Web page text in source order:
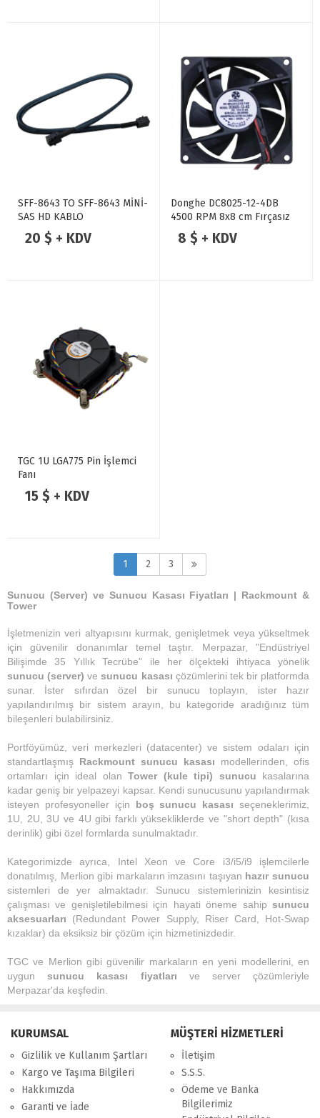
SFF-8643 TO SFF-8643 MİNİ-
SAS HD KABLO
20 $ + KDV
Donghe DC8025-12-4DB
4500 RPM 8x8 cm Fırçasız
Fan
8 $ + KDV
TGC 1U LGA775 Pin İşlemci
Fanı
15 $ + KDV
1 2 3
Sunucu (Server) ve Sunucu Kasası Fiyatları | Rackmount &
Tower
İşletmenizin veri altyapısını kurmak, genişletmek veya yükseltmek
için güvenilir donanımlar temel taştır. Merpazar, "Endüstriyel
Bilişimde 35 Yıllık Tecrübe" ile her ölçekteki ihtiyaca yönelik
sunucu (server) vesunucu kasası çözümlerini tek bir platformda
sunar. İster sıfırdan özel bir sunucu toplayın, ister hazır
yapılandırılmış bir sistem arayın, bu kategoride aradığınız tüm
bileşenleri bulabilirsiniz.
Portföyümüz, veri merkezleri (datacenter) ve sistem odaları için
standartlaşmış Rackmount sunucu kasası modellerinden, ofis
ortamları için ideal olan Tower (kule tipi) sunucu kasalarına
kadar geniş bir yelpazeyi kapsar. Kendi sunucusunu yapılandırmak
isteyen profesyoneller için boş sunucu kasası seçeneklerimiz,
1U, 2U, 3U ve 4U gibi farklı yüksekliklerde ve "short depth" (kısa
derinlik) gibi özel formlarda sunulmaktadır.
Kategorimizde ayrıca, Intel Xeon ve Core i3/i5/i9 işlemcilerle
donatılmış, Merlion gibi markaların imzasını taşıyan hazır sunucu
sistemleri de yer almaktadır. Sunucu sistemlerinizin kesintisiz
çalışması ve genişletilebilmesi için hayati öneme sahip sunucu
aksesuarları (Redundant Power Supply, Riser Card, Hot-Swap
kızaklar) da eksiksiz bir çözüm için hizmetinizdedir.
TGC ve Merlion gibi güvenilir markaların en yeni modellerini, en
uygunsunucu kasası fiyatları ve server çözümleriyle
Merpazar'da keşfedin.
KURUMSAL
Gizlilik ve Kullanım Şartları
Kargo ve Taşıma Bilgileri
Hakkımızda
Garanti ve İade
MÜŞTERİ HİZMETLERİ
İletişim
S.S.S.
Ödeme ve Banka
Bilgilerimiz